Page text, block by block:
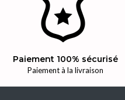
Paiement 100% sécurisé
Paiement à la livraison